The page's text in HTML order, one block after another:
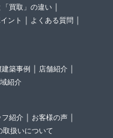
「買取」の違い
ント
よくある質問
築事例
店舗紹介
紹介
フ紹介
お客様の声
取扱いについて